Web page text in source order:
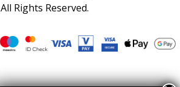
All Rights Reserved.